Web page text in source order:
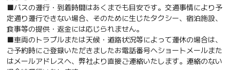
■バスの運行・到着時間はあくまでも目安です。交通事情により予
定通り運行できない場合、そのために生じたタクシー、宿泊施設、
食事等の提供・返金には応じられません。
■車両のトラブルまたは天候・道路状況等によって運休の場合は、
ご予約時にご登録いただきましたお電話番号へショートメールまた
はメールアドレスへ、弊社より直接ご連絡いたします。連絡のない